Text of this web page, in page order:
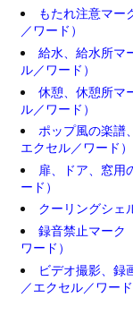
もたれ注意マー
／ワード）
給水、給水所マ
ル／ワード）
休憩、休憩所マ
ル／ワード）
ポップ風の楽譜
エクセル／ワード）
扉、ドア、窓用
ード）
クーリングシェ
録音禁止マーク
ワード）
ビデオ撮影、録
／エクセル／ワード